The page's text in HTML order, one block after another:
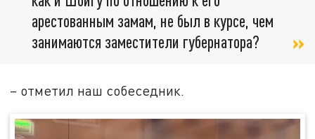
арестованным замам, не был в курсе, чем
занимаются заместители губернатора?
– отметил наш собеседник.